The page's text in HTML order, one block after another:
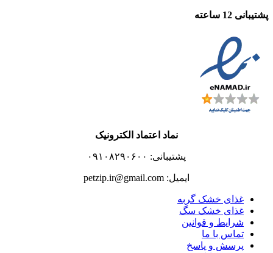
پشتیبانی 12 ساعته
نماد اعتماد الکترونیک
پشتیبانی: ۰۹۱۰۸۲۹۰۶۰۰
ایمیل: petzip.ir@gmail.com
غذای خشک گربه
غذای خشک سگ
شرایط و قوانین
تماس با ما
پرسش و پاسخ